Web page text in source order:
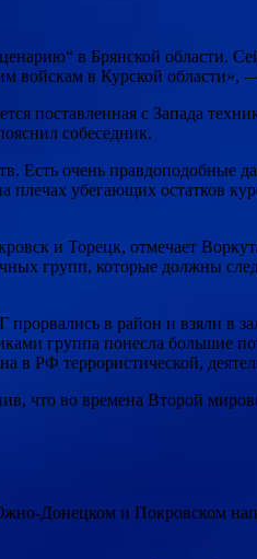
в Брянской области.
войскам в Курской
поставленная с Запада
собеседник.
Есть очень правдоподобные
плечах убегающих остатков
и Торецк, отмечает
групп, которые должны
в район и взяли в
группа понесла большие
в РФ террористической,
что во времена Второй
Донецком и Покровском